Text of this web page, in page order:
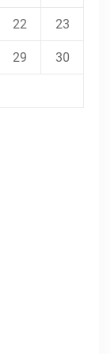
22 23
29 30